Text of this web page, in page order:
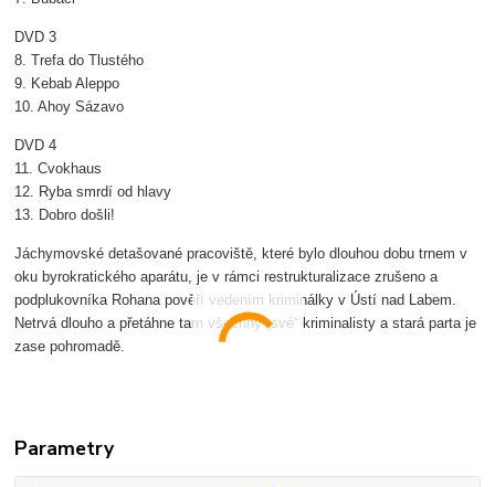
DVD 3
8. Trefa do Tlustého
9. Kebab Aleppo
10. Ahoy Sázavo
DVD 4
11. Cvokhaus
12. Ryba smrdí od hlavy
13. Dobro došli!
Jáchymovské detašované pracoviště, které bylo dlouhou dobu trnem v
oku byrokratického aparátu, je v rámci restrukturalizace zrušeno a
podplukovníka Rohana pověří vedením kriminálky v Ústí nad Labem.
Netrvá dlouho a přetáhne tam všechny „své“ kriminalisty a stará parta je
zase pohromadě.
Parametry